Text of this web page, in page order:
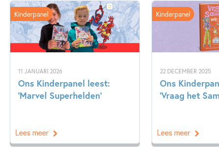
11 JANUARI 2026
Ons Kinderpanel leest:
‘Marvel Superhelden’
Kinderpanel
Lees meer
22 DECEMBER 2025
Ons
‘Vraag het
Kinderpanel
Lees meer